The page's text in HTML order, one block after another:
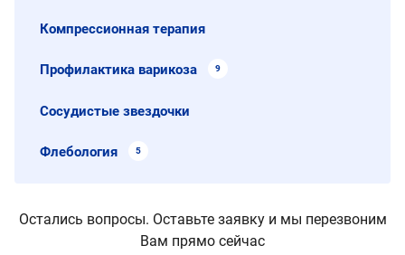
Компрессионная терапия
Профилактика варикоза 9
Сосудистые звездочки
Флебология 5
Остались вопросы. Оставьте заявку и мы перезвоним
Вам прямо сейчас